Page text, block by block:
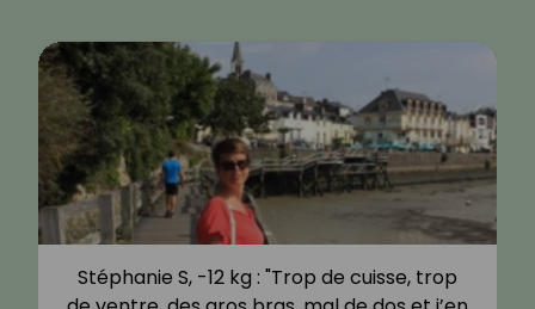
Stéphanie S, -12 kg : "Trop de cuisse, trop